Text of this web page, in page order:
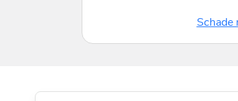
Schade